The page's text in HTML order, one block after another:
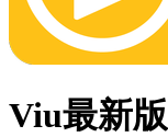
Viu最新版